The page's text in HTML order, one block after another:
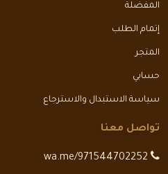
المفضلة
إتمام الطلب
المتجر
حسابي
سياسة الاستبدال والاسترجاع
تواصل معنا